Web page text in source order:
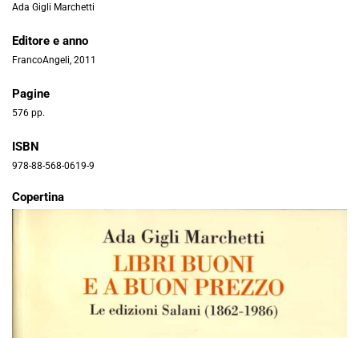
Ada Gigli Marchetti
Editore e anno
FrancoAngeli, 2011
Pagine
576 pp.
ISBN
978-88-568-0619-9
Copertina